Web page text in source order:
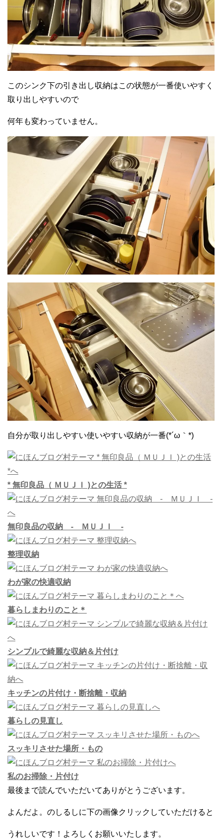
このシンク下の引き出し収納はこの状態が一番使いやすく
取り出しやすいので
何年も変わっていません。
自分が取り出しやすい使いやすい収納が一番(*´ω｀*)
* 無印良品（ ＭＵＪＩ )との生活 *
無印良品の収納 - ＭＵＪＩ -
整理収納
わが家の快適収納
暮らしまわりのこと＊
シンプルで綺麗な収納＆片付け
キッチンの片付け・断捨離・収納
暮らしの見直し
スッキリさせた場所・もの
私のお掃除・片付け
最後まで読んでいただいてありがとうございます。
よんだよ。のしるしに下の画像クリックしていただけると
うれしいです！よろしくお願いいたします。